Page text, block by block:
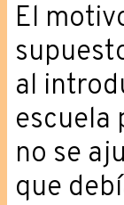
El
al
escuela
no se
que